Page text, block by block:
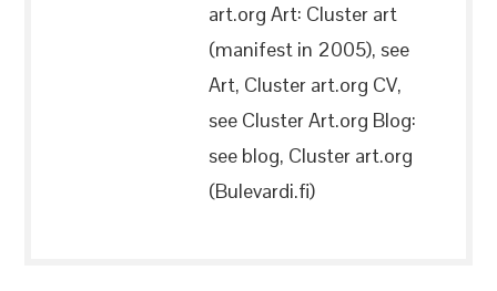
art.org Art: Cluster art
(manifest in 2005), see
Art, Cluster art.org CV,
see Cluster Art.org Blog:
see blog, Cluster art.org
(Bulevardi.fi)